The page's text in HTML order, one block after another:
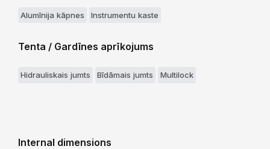
Alumīnija kāpnes Instrumentu kaste
Tenta / Gardīnes aprīkojums
Hidrauliskais jumts Bīdāmais jumts Multilock
Internal dimensions